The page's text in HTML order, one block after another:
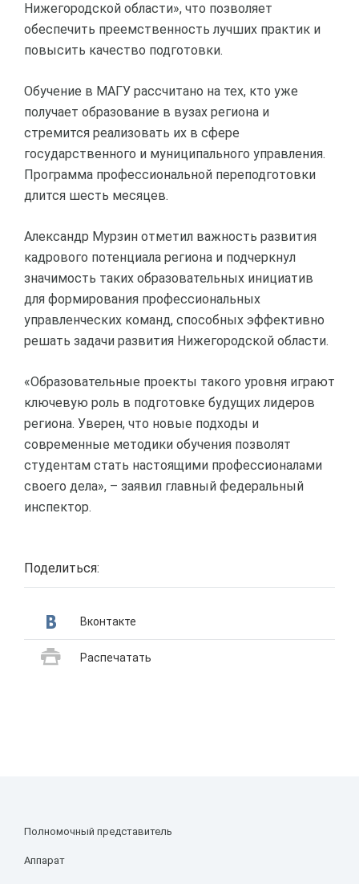
Нижегородской области», что позволяет
обеспечить преемственность лучших практик и
повысить качество подготовки.
Обучение в МАГУ рассчитано на тех, кто уже
получает образование в вузах региона и
стремится реализовать их в сфере
государственного и муниципального управления.
Программа профессиональной переподготовки
длится шесть месяцев.
Александр Мурзин отметил важность развития
кадрового потенциала региона и подчеркнул
значимость таких образовательных инициатив
для формирования профессиональных
управленческих команд, способных эффективно
решать задачи развития Нижегородской области.
«Образовательные проекты такого уровня играют
ключевую роль в подготовке будущих лидеров
региона. Уверен, что новые подходы и
современные методики обучения позволят
студентам стать настоящими профессионалами
своего дела», – заявил главный федеральный
инспектор.
Поделиться:
Вконтакте
Распечатать
Полномочный представитель
Аппарат